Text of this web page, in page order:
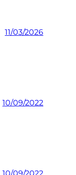
11/03/2026
10/09/2022
10/09/2022